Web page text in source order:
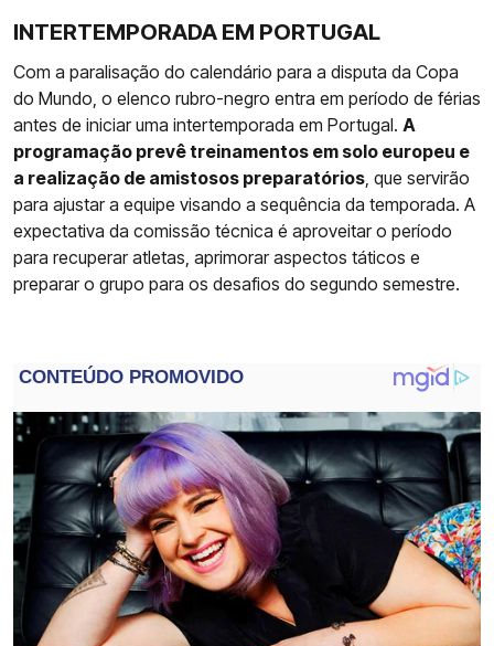
INTERTEMPORADA EM PORTUGAL
Com a paralisação do calendário para a disputa da Copa
do Mundo, o elenco rubro-negro entra em período de férias
antes de iniciar uma intertemporada em Portugal. A
programação prevê treinamentos em solo europeu e
a realização de amistosos preparatórios , que servirão
para ajustar a equipe visando a sequência da temporada. A
expectativa da comissão técnica é aproveitar o período
para recuperar atletas, aprimorar aspectos táticos e
preparar o grupo para os desafios do segundo semestre.